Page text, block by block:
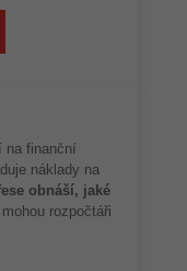
na finanční
náklady na
obnáší, jaké
mohou rozpočtáři